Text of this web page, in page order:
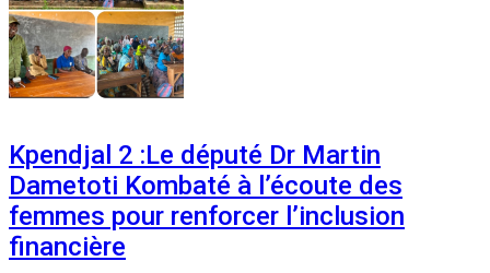
Kpendjal 2 :Le député Dr Martin
Dametoti Kombaté à l’écoute des
femmes pour renforcer l’inclusion
financière